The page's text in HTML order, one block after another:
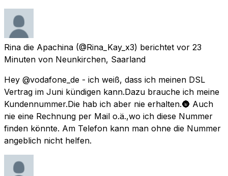
Rina die Apachina (@Rina_Kay_x3) berichtet vor 23
Minuten von Neunkirchen, Saarland
Hey @vodafone_de - ich weiß, dass ich meinen DSL
Vertrag im Juni kündigen kann.Dazu brauche ich meine
Kundennummer.Die hab ich aber nie erhalten.🌚 Auch
nie eine Rechnung per Mail o.ä.,wo ich diese Nummer
finden könnte. Am Telefon kann man ohne die Nummer
angeblich nicht helfen.